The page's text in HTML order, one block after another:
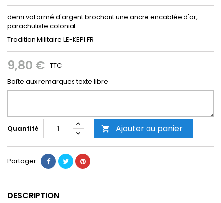
demi vol armé d'argent brochant une ancre encablée d'or,
parachutiste colonial.
Tradition Militaire LE-KEPI.FR
9,80 € TTC
Boîte aux remarques texte libre
Quantité  Ajouter au panier
Partager
DESCRIPTION